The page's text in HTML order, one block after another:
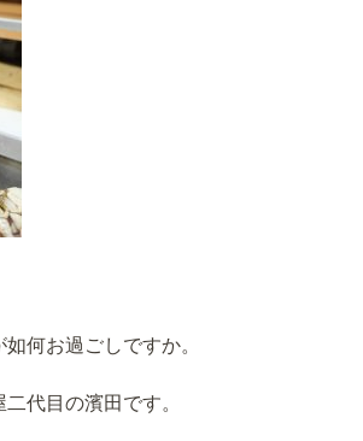
何お過ごしですか。
代目の濱田です。